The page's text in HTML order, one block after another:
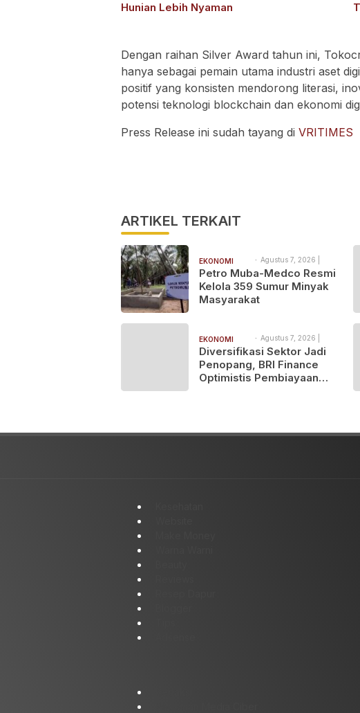
Hunian Lebih Nyaman
Dengan raihan Silver Award tahun ini,
hanya sebagai pemain utama industri aset
positif yang konsisten mendorong literasi,
potensi teknologi blockchain dan ekonomi
Press Release ini sudah tayang di VRITIMES
ARTIKEL TERKAIT
EKONOMI
BISNIS
Agustus 7, 2026 |
3:33 pm
Petro Muba-Medco Resmi
Kelola 359 Sumur Minyak
Masyarakat
EKONOMI
BISNIS
Agustus 7, 2026 |
2:22 pm
Diversifikasi Sektor Jadi
Penopang, BRI Finance
Optimistis Pembiayaan